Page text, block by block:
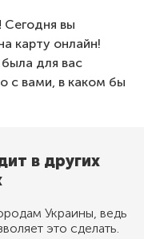
Сегодня вы
карту онлайн!
для вас
с вами, в каком бы
в других
Украины, ведь
это сделать.